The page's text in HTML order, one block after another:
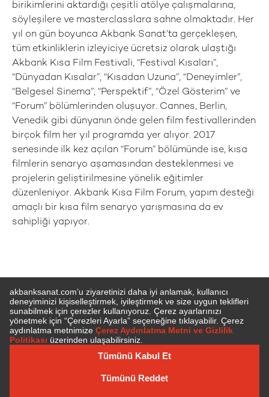
birikimlerini aktardığı çeşitli atölye çalışmalarına,
söyleşilere ve masterclasslara sahne olmaktadır. Her
yıl on gün boyunca Akbank Sanat’ta gerçekleşen,
tüm etkinliklerin izleyiciye ücretsiz olarak ulaştığı
Akbank Kısa Film Festivali, “Festival Kısaları”,
“Dünyadan Kısalar”, “Kısadan Uzuna”, “Deneyimler”,
“Belgesel Sinema”, “Perspektif”, “Özel Gösterim” ve
“Forum” bölümlerinden oluşuyor. Cannes, Berlin,
Venedik gibi dünyanın önde gelen film festivallerinden
birçok film her yıl programda yer alıyor. 2017
senesinde ilk kez açılan “Forum” bölümünde ise, kısa
filmlerin senaryo aşamasından desteklenmesi ve
projelerin geliştirilmesine yönelik eğitimler
düzenleniyor. Akbank Kısa Film Forum, yapım desteği
amaçlı bir kısa film senaryo yarışmasına da ev
sahipliği yapıyor.